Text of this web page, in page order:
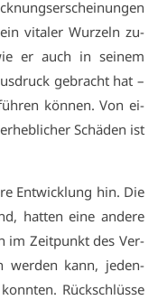
vi­ta­ler Wur­zeln zu­
er auch in sei­nem
ge­bracht hat –
kön­nen. Von ei­
Schä­den ist
Ent­wick­lung hin. Die
hat­ten ei­ne an­de­re
im Zeit­punkt des Ver­
wer­den kann, je­den­
Rück­schlüs­se